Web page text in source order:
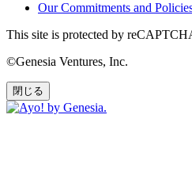
Our Commitments and
This site is protected by
©Genesia Ventures, Inc.
閉じる